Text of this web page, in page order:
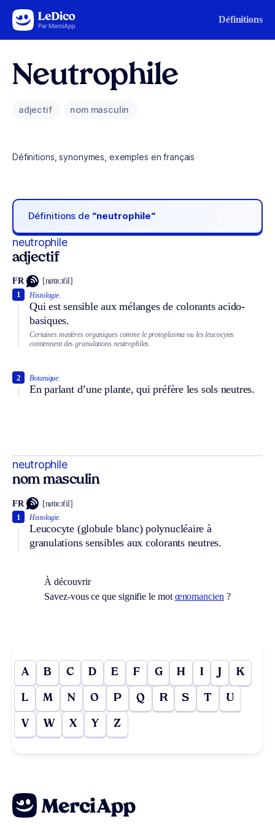
Aller au contenu Définitions
Neutrophile
adjectif nom masculin
Définitions, synonymes, exemples en français
Définitions de “neutrophile“
neutrophile
adjectif
FR [nøtʀɔfil]
Histologie.
Qui est sensible aux mélanges de colorants acido-
basiques.
1
Certaines matières organiques comme le protoplasma ou les leucocytes
contiennent des granulations neutrophiles.
Botanique.
En parlant d’une plante, qui préfère les sols neutres.
2
neutrophile
nom masculin
FR [nøtʀɔfil]
Histologie.
Leucocyte (globule blanc) polynucléaire à
granulations sensibles aux colorants neutres.
1
À découvrir
Savez-vous ce que signifie le mot œnomancien ?
A B C D E F G H I J K
L M N O P Q R S T U
V W X Y Z